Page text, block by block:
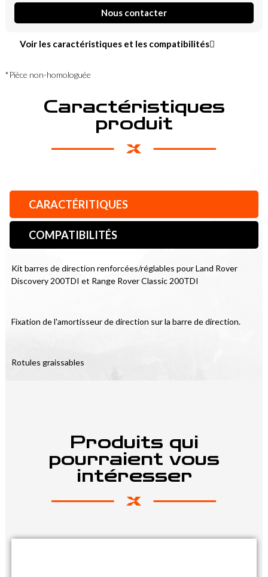
Nous contacter
Voir les caractéristiques et les compatibilités
*Pièce non-homologuée
Caractéristiques
produit
CARACTÉRITIQUES
COMPATIBILITÉS
Kit barres de direction renforcées/réglables pour Land Rover
Discovery 200TDI et Range Rover Classic 200TDI
Fixation de l'amortisseur de direction sur la barre de direction.
Rotules graissables
Produits qui
pourraient vous
intéresser